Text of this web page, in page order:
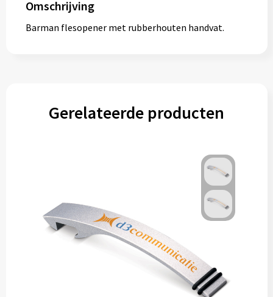
Omschrijving
Barman flesopener met rubberhouten handvat.
Gerelateerde producten